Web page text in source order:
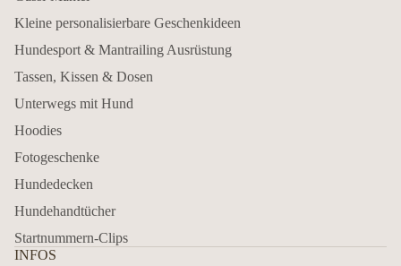
Kleine personalisierbare Geschenkideen
Hundesport & Mantrailing Ausrüstung
Tassen, Kissen & Dosen
Unterwegs mit Hund
Hoodies
Fotogeschenke
Hundedecken
Hundehandtücher
Startnummern-Clips
INFOS